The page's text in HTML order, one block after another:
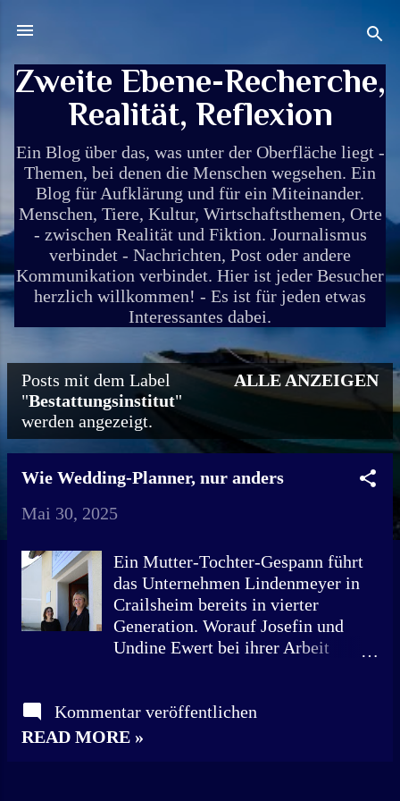
Zweite Ebene-Recherche,
Realität, Reflexion
Ein Blog über das, was unter der Oberfläche liegt -
Themen, bei denen die Menschen wegsehen. Ein
Blog für Aufklärung und für ein Miteinander.
Menschen, Tiere, Kultur, Wirtschaftsthemen, Orte
- zwischen Realität und Fiktion. Journalismus
verbindet - Nachrichten, Post oder andere
Kommunikation verbindet. Hier ist jeder Besucher
herzlich willkommen! - Es ist für jeden etwas
Interessantes dabei.
P
s
Posts mit dem Label
"Bestattungsinstitut"
werden angezeigt.
ALLE ANZEIGEN
Wie Wedding-Planner, nur anders
Mai 30, 2025
Ein Mutter-Tochter-Gespann führt
das Unternehmen Lindenmeyer in
Crailsheim bereits in vierter
Generation. Worauf Josefin und
Undine Ewert bei ihrer Arbeit
waren Undine Ewerts Worte,
nachdem ihr Mann 2013 unerwartet
Kommentar veröffentlichen
READ MORE »